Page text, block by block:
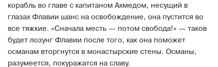
корабль во главе с капитаном Ахмедом, несущий в
глазах Флавии шанс на освобождение, она пустится во
все тяжкие. «Сначала месть — потом свобода!» — таков
будет лозунг Флавии после того, как она поможет
османам вторгнутся в монастырские стены. Османы,
разумеется, покуражатся на славу.